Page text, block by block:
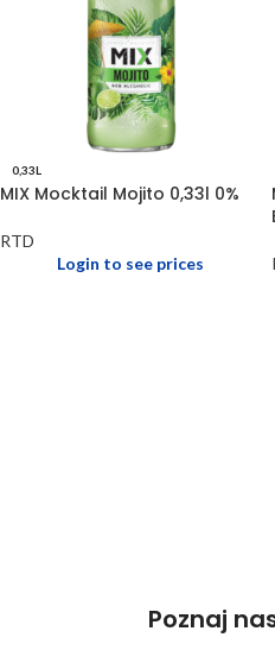
0,33L
MIX Mocktail Mojito 0,33l 0%
RTD
Login to see prices
Poznaj